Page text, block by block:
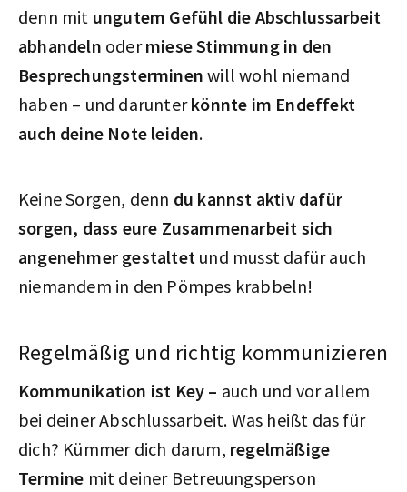
denn mit ungutem Gefühl die Abschlussarbeit
abhandeln odermiese Stimmung in den
Besprechungsterminen will wohl niemand
haben – und darunterkönnte im Endeffekt
auch deine Note leiden.
Keine Sorgen, denn du kannst aktiv dafür
sorgen, dass eure Zusammenarbeit sich
angenehmer gestaltet und musst dafür auch
niemandem in den Pömpes krabbeln!
Regelmäßig und richtig kommunizieren
Kommunikation ist Key – auch und vor allem
bei deiner Abschlussarbeit. Was heißt das für
dich? Kümmer dich darum, regelmäßige
Termine mit deiner Betreuungsperson